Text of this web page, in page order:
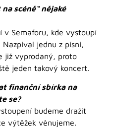
scéně“ nějaké
v Semaforu, kde vystoupí
jednu z písní,
již vyprodaný, proto
jeden takový koncert.
finanční sbírka na
se?
budeme dražit
výtěžek věnujeme.